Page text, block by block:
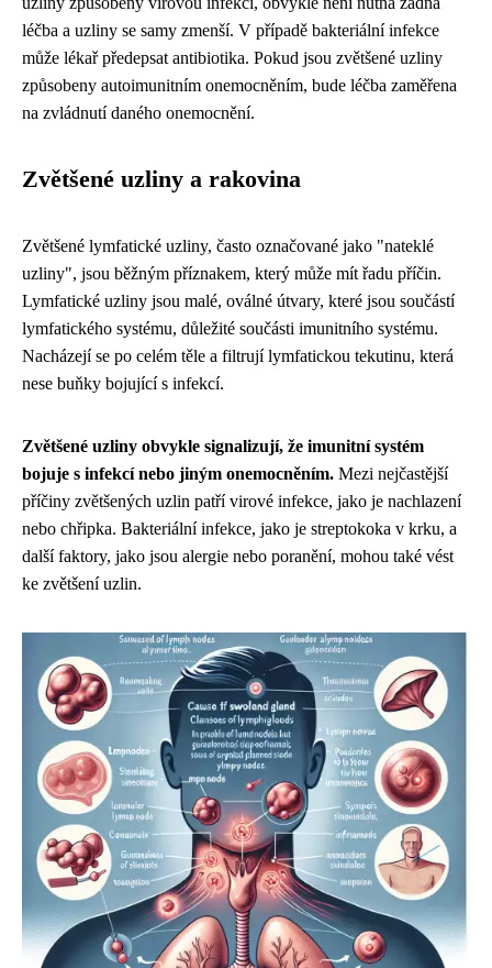
léčba a uzliny se samy zmenší. V případě bakteriální infekce
může lékař předepsat antibiotika. Pokud jsou zvětšené uzliny
způsobeny autoimunitním onemocněním, bude léčba zaměřena
na zvládnutí daného onemocnění.
Zvětšené uzliny a rakovina
Zvětšené lymfatické uzliny, často označované jako "nateklé
uzliny", jsou běžným příznakem, který může mít řadu příčin.
Lymfatické uzliny jsou malé, oválné útvary, které jsou součástí
lymfatického systému, důležité součásti imunitního systému.
Nacházejí se po celém těle a filtrují lymfatickou tekutinu, která
nese buňky bojující s infekcí.
Zvětšené uzliny obvykle signalizují, že imunitní systém
bojuje s infekcí nebo jiným onemocněním. Mezi nejčastější
příčiny zvětšených uzlin patří virové infekce, jako je nachlazení
nebo chřipka. Bakteriální infekce, jako je streptokoka v krku, a
další faktory, jako jsou alergie nebo poranění, mohou také vést
ke zvětšení uzlin.